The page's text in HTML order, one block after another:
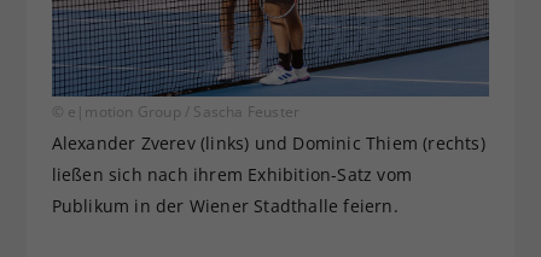
© e|motion Group / Sascha Feuster
Alexander Zverev (links) und Dominic Thiem (rechts)
ließen sich nach ihrem Exhibition-Satz vom
Publikum in der Wiener Stadthalle feiern.